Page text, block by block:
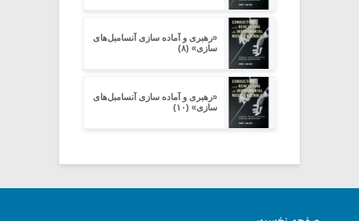
«رهبری و آماده سازی آنسامبل‌های
سازی» (۸)
«رهبری و آماده سازی آنسامبل‌های
سازی» (۱۰)